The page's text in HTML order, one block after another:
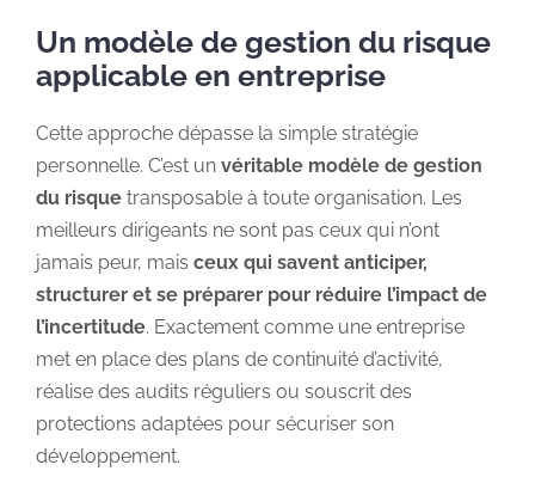
Un modèle de gestion du risque
applicable en entreprise
Cette approche dépasse la simple stratégie
personnelle. C’est un véritable modèle de gestion
du risque transposable à toute organisation. Les
meilleurs dirigeants ne sont pas ceux qui n’ont
jamais peur, mais ceux qui savent anticiper,
structurer et se préparer pour réduire l’impact de
l’incertitude. Exactement comme une entreprise
met en place des plans de continuité d’activité,
réalise des audits réguliers ou souscrit des
protections adaptées pour sécuriser son
développement.